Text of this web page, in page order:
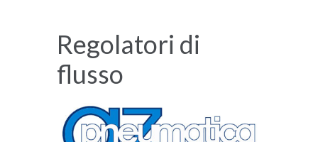
Regolatori di
flusso